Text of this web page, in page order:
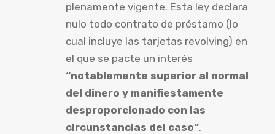
plenamente vigente. Esta ley declara
nulo todo contrato de préstamo (lo
cual incluye las tarjetas revolving) en
el que se pacte un interés
“notablemente superior al normal
del dinero y manifiestamente
desproporcionado con las
circunstancias del caso”.